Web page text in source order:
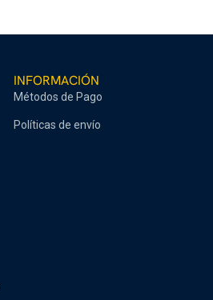
INFORMACIÓN
Métodos de Pago
Políticas de envío